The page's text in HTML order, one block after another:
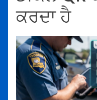
ਕਰਦਾ ਹੈ